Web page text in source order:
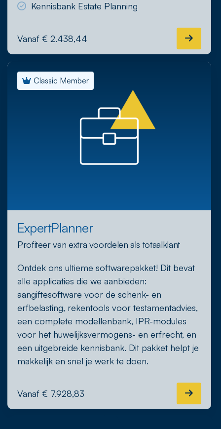
Kennisbank Estate Planning
Vanaf € 2.438,44
Classic Member
ExpertPlanner
Profiteer van extra voordelen als totaalklant
Ontdek ons ultieme softwarepakket! Dit bevat
alle applicaties die we aanbieden:
aangiftesoftware voor de schenk- en
erfbelasting, rekentools voor testamentadvies,
een complete modellenbank, IPR-modules
voor het huwelijksvermogens- en erfrecht, en
een uitgebreide kennisbank. Dit pakket helpt je
makkelijk en snel je werk te doen.
Vanaf € 7.928,83